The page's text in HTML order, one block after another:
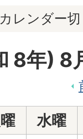
カレンダー
8年) 8
水曜